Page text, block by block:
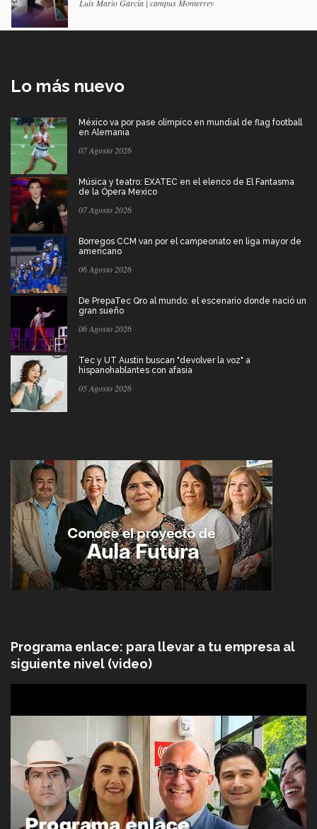
Luis Mario García | campus Monterrey
Lo más nuevo
México va por pase olímpico en mundial de flag football
en Alemania
07 Agosto 2026
Música y teatro: EXATEC en el elenco de El Fantasma
de la Ópera Mexico
07 Agosto 2026
Borregos CCM van por el campeonato en liga mayor de
americano
06 Agosto 2026
De PrepaTec Qro al mundo: el escenario donde nació un
gran sueño
06 Agosto 2026
Tec y UT Austin buscan "devolver la voz" a
hispanohablantes con afasia
05 Agosto 2026
Programa enlace: para llevar a tu empresa al
siguiente nivel (video)